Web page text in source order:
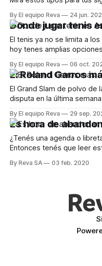
By El equipo Reva 24 jun.
Donde jugar tenis
El tenis ya no se limita a
hoy tenes amplias
y alrededores.
By El equipo Reva 06 oct.
El Roland Garros
El Grand Slam de polvo de
disputa en la última
llegan a la capital francesa,
By El equipo Reva 29 sep.
Es hora de
¿Tenés una agenda o
Entonces tenés que leer
By Reva SA 03 feb. 2020